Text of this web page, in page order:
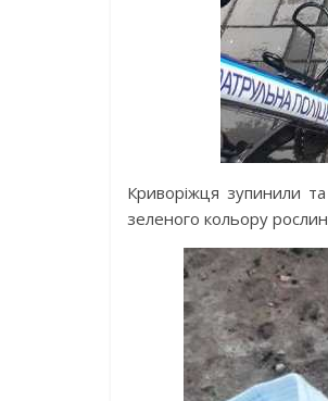
Криворіжця зупинили
зеленого кольору